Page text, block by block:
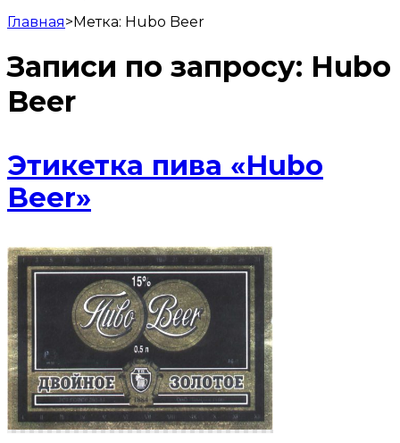
Главная>Метка: Hubo Beer
Записи по запросу: Hubo
Beer
Этикетка пива «Hubo
Beer»